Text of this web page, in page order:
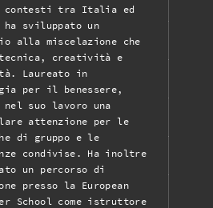
contesti tra Italia ed
sviluppato un
alla miscelazione che
creatività e
Laureato in
per il benessere,
suo lavoro una
attenzione per le
di gruppo e le
condivise. Ha inoltre
un percorso di
presso la European
School come istruttore